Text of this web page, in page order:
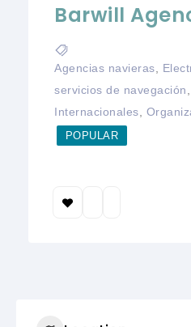
Barwill
Agencias navieras
servicios de navegación
Internacionales
POPULAR